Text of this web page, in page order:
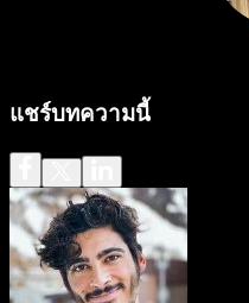
แชร์บทความนี้